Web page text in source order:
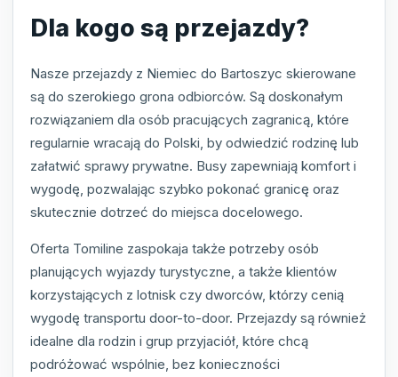
Dla kogo są przejazdy?
Nasze przejazdy z Niemiec do Bartoszyc skierowane
są do szerokiego grona odbiorców. Są doskonałym
rozwiązaniem dla osób pracujących zagranicą, które
regularnie wracają do Polski, by odwiedzić rodzinę lub
załatwić sprawy prywatne. Busy zapewniają komfort i
wygodę, pozwalając szybko pokonać granicę oraz
skutecznie dotrzeć do miejsca docelowego.
Oferta Tomiline zaspokaja także potrzeby osób
planujących wyjazdy turystyczne, a także klientów
korzystających z lotnisk czy dworców, którzy cenią
wygodę transportu door-to-door. Przejazdy są również
idealne dla rodzin i grup przyjaciół, które chcą
podróżować wspólnie, bez konieczności